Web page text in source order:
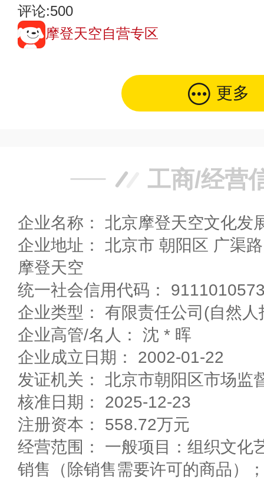
评论:500
摩登天空自营专区
更多
工商/经营
企业名称： 北京摩登天空文化发
企业地址： 北京市 朝阳区 广渠路1号创1958园区3-12
摩登天空
统一社会信用代码：
企业类型： 有限责任公司(自然人
企业高管/名人： 沈 * 晖
企业成立日期： 2002-01-22
发证机关： 北京市朝阳区市场监
核准日期： 2025-12-23
注册资本： 558.72万元
经营范围： 一般项目：组织文化
销售（除销售需要许可的商品）